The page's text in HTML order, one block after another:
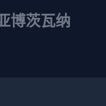
博茨瓦纳